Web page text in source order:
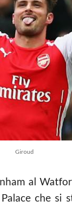
Giroud
al
che si